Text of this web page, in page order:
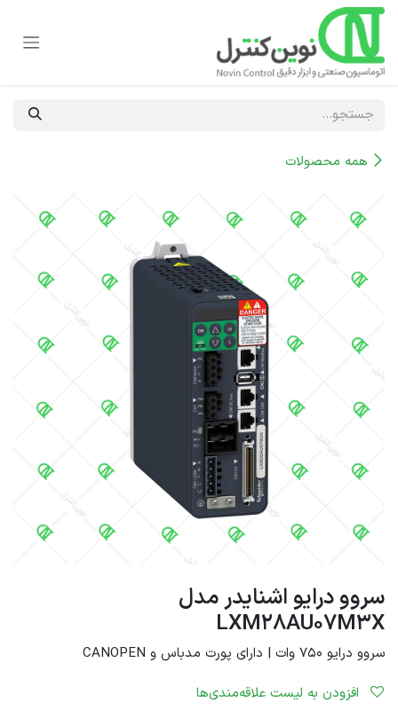
صرف نظر و مشاهده محتوا
همه محصولات
سروو درایو اشنایدر مدل
LXM28AU07M3X
سروو درایو 750 وات | دارای پورت مدباس و CANOPEN